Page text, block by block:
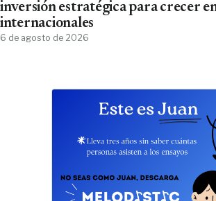
inversión estratégica para crecer
internacionales
6 de agosto de 2026